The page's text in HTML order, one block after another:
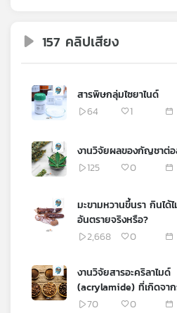
กิจกรรม
เครือ
157 คลิปเสียง
สารพิษกลุ่มไซยาไนด์
64
1
งานวิจัยผลของกัญชาต่
125
0
มะขามหวานขึ้นรา กินได้
อันตรายจริงหรือ?
2,668
0
งานวิจัยสารอะคริลาไมด์
(acrylamide) ที่เกิดจา
กาแฟ
70 0